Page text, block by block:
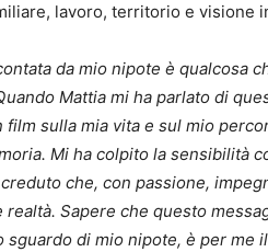
lavoro, territorio e visione
da mio nipote è qualcosa
Mattia mi ha parlato di
sulla mia vita e sul mio
Mi ha colpito la sensibilità
che, con passione,
Sapere che questo
di mio nipote, è per me